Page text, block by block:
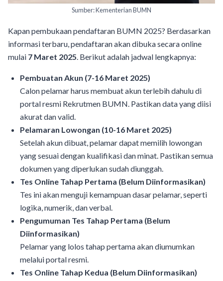
Sumber: Kementerian BUMN
Kapan pembukaan pendaftaran BUMN 2025? Berdasarkan
informasi terbaru, pendaftaran akan dibuka secara online
mulai 7 Maret 2025. Berikut adalah jadwal lengkapnya:
Pembuatan Akun (7-16 Maret 2025)
Calon pelamar harus membuat akun terlebih dahulu di
portal resmi Rekrutmen BUMN. Pastikan data yang diisi
akurat dan valid.
Pelamaran Lowongan (10-16 Maret 2025)
Setelah akun dibuat, pelamar dapat memilih lowongan
yang sesuai dengan kualifikasi dan minat. Pastikan semua
dokumen yang diperlukan sudah diunggah.
Tes Online Tahap Pertama (Belum Diinformasikan)
Tes ini akan menguji kemampuan dasar pelamar, seperti
logika, numerik, dan verbal.
Pengumuman Tes Tahap Pertama (Belum
Diinformasikan)
Pelamar yang lolos tahap pertama akan diumumkan
melalui portal resmi.
Tes Online Tahap Kedua (Belum Diinformasikan)